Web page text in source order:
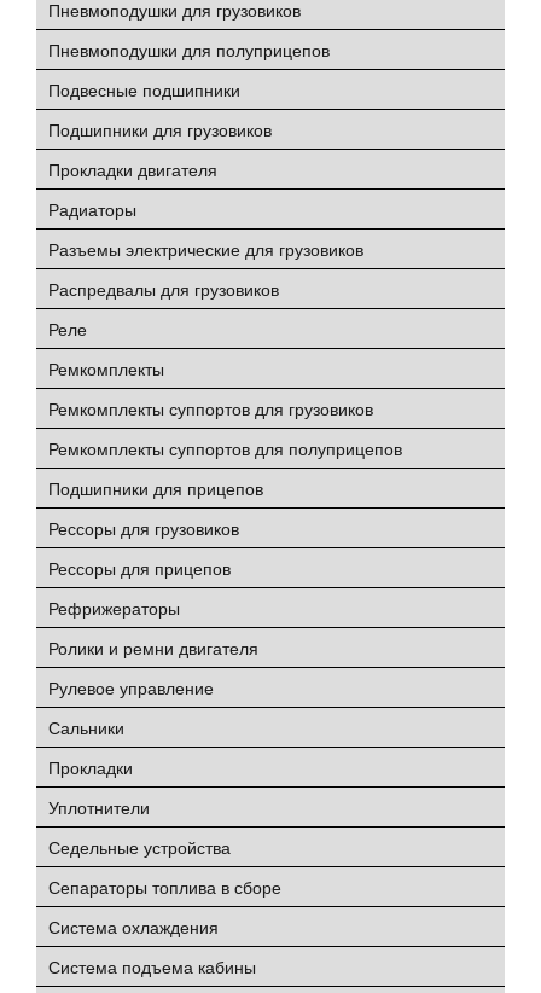
Пневмоподушки для грузовиков
Пневмоподушки для полуприцепов
Подвесные подшипники
Подшипники для грузовиков
Прокладки двигателя
Радиаторы
Разъемы электрические для грузовиков
Распредвалы для грузовиков
Реле
Ремкомплекты
Ремкомплекты суппортов для грузовиков
Ремкомплекты суппортов для полуприцепов
Подшипники для прицепов
Рессоры для грузовиков
Рессоры для прицепов
Рефрижераторы
Ролики и ремни двигателя
Рулевое управление
Сальники
Прокладки
Уплотнители
Седельные устройства
Сепараторы топлива в сборе
Система охлаждения
Система подъема кабины